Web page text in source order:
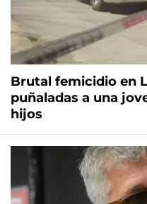
Brutal femicidio en
puñaladas a una
hijos